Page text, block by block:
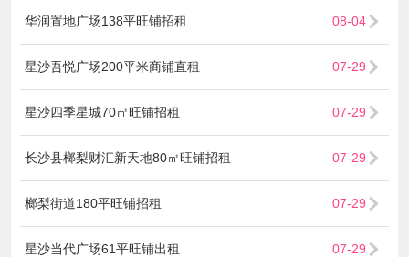
华润置地广场138平旺铺招租 08-04
星沙吾悦广场200平米商铺直租 07-29
星沙四季星城70㎡旺铺招租 07-29
长沙县榔梨财汇新天地80㎡旺铺招租 07-29
榔梨街道180平旺铺招租 07-29
星沙当代广场61平旺铺出租 07-29